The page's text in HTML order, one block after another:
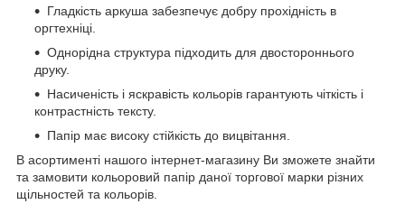
Гладкість аркуша забезпечує добру прохідність в
оргтехніці.
Однорідна структура підходить для двостороннього
друку.
Насиченість і яскравість кольорів гарантують чіткість і
контрастність тексту.
Папір має високу стійкість до вицвітання.
В асортименті нашого інтернет-магазину Ви зможете знайти
та замовити кольоровий папір даної торгової марки різних
щільностей та кольорів.